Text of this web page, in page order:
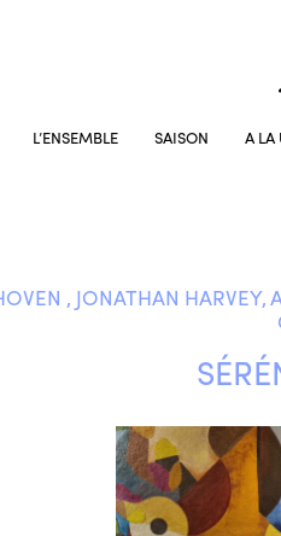
L’ENSEMBLE SAISON A LA
, JONATHAN